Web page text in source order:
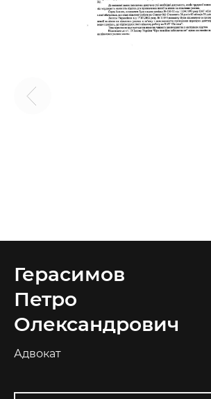
Герасимов
Петро
Олександрович
Адвокат